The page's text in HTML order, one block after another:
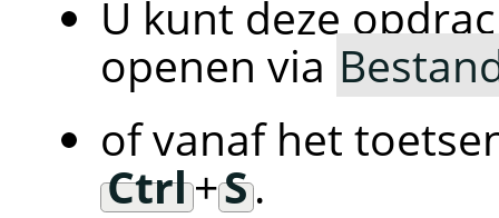
U kunt deze
openen via
of vanaf het
Ctrl+S.